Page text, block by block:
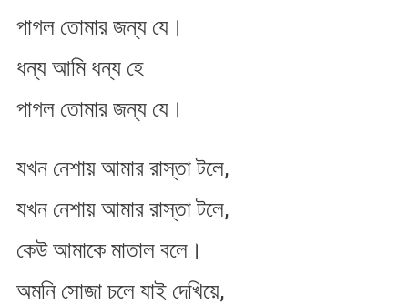
পাগল তোমার জন্য যে।
ধন্য আমি ধন্য হে
পাগল তোমার জন্য যে।
যখন নেশায় আমার রাস্তা টলে,
যখন নেশায় আমার রাস্তা টলে,
কেউ আমাকে মাতাল বলে।
অমনি সোজা চলে যাই দেখিয়ে,